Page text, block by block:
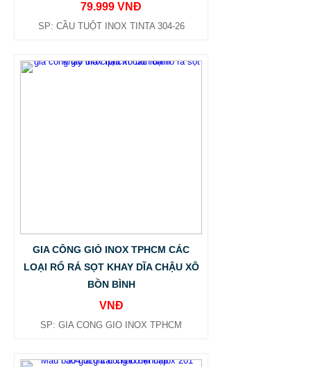
79.999 VNĐ
SP: CẦU TUỘT INOX TINTA 304-26
GIA CÔNG GIỎ INOX TPHCM CÁC
LOẠI RỔ RÁ SỌT KHAY DĨA CHẬU XÔ
BỒN BÌNH
VNĐ
SP: GIA CONG GIO INOX TPHCM